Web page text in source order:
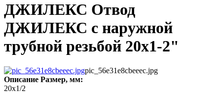
ДЖИЛЕКС Отвод
ДЖИЛЕКС с наружной
трубной резьбой 20х1-2"
pic_56e31e8cbeeec.jpg
Описание Размер, мм:
20x1/2